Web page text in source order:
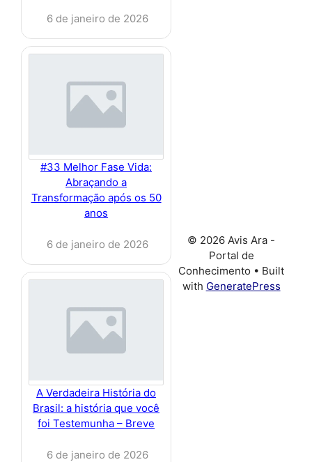
6 de janeiro de 2026
#33 Melhor Fase Vida:
Abraçando a
Transformação após os 50
anos
6 de janeiro de 2026
A Verdadeira História do
Brasil: a história que você
foi Testemunha – Breve
6 de janeiro de 2026
© 2026 Avis Ara -
Portal de
Conhecimento • Built
with GeneratePress